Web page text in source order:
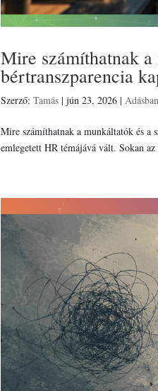
Mire számíthatnak a
bértranszparencia
Szerző:Tamás |jún 23, 2026 |Adásban
Mire számíthatnak a munkáltatók és a
emlegetett HR témájává vált. Sokan